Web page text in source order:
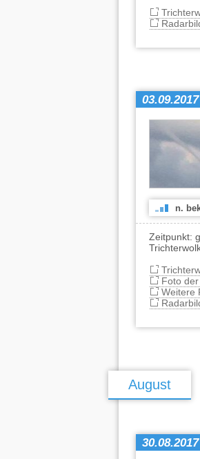
03.09.2017
n.
Zeitpunkt:
Foto
Weitere
August
30.08.2017